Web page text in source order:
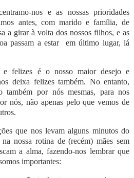
nos e as nossas prioridades
antes, com marido e família, de
a girar à volta dos nossos filhos, e as
passam a estar em último lugar, lá
e felizes é o nosso maior desejo e
deixa felizes também. No entanto,
também por nós mesmas, para nos
nós, não apenas pelo que vemos de
que nos levam alguns minutos do
nossa rotina de (recém) mães sem
a alma, fazendo-nos lembrar que
importantes: